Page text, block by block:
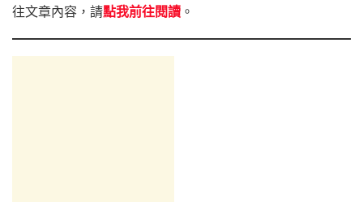
往文章內容，請點我前往閱讀 。